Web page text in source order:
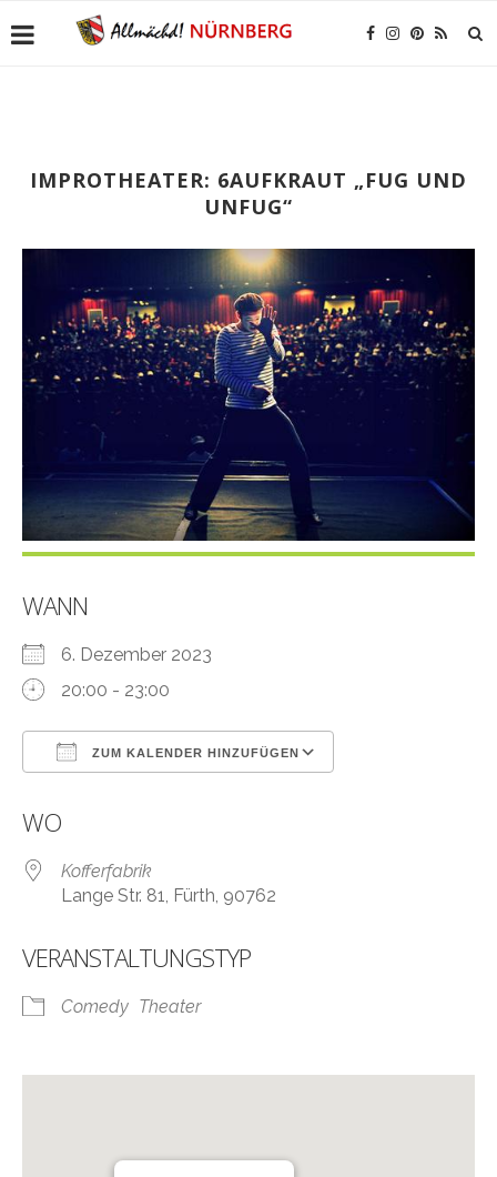
IMPROTHEATER: 6AUFKRAUT „FUG UND
UNFUG“
WANN
6. Dezember 2023
20:00 - 23:00
ZUM KALENDER HINZUFÜGEN
WO
Kofferfabrik
Lange Str. 81, Fürth, 90762
VERANSTALTUNGSTYP
Comedy Theater